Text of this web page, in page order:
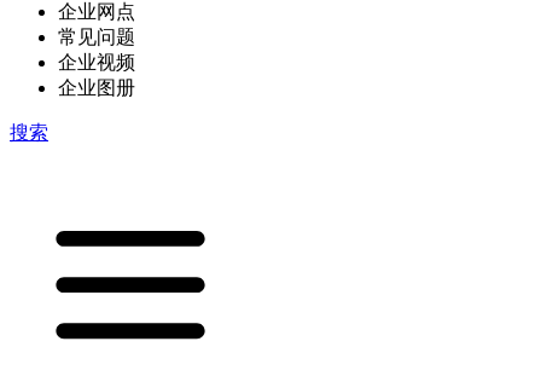
企业网点
常见问题
企业视频
企业图册
搜索